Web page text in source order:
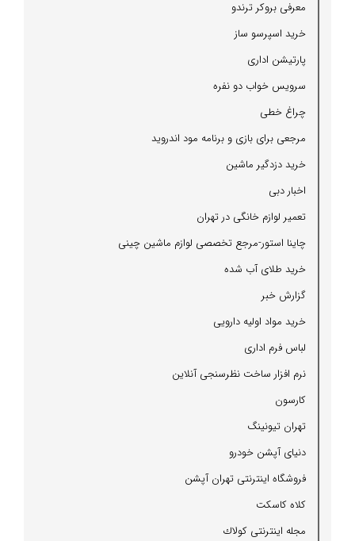
معرفی بروكر ترندو
خرید اسپرسو ساز
پارتیشن اداری
سرویس خواب دو نفره
چراغ خطی
مرجعی برای بازی و برنامه مود اندروید
خرید دزدگیر ماشین
اخبار دبی
تعمیر لوازم خانگی در تهران
چاینا استور-مرجع تخصصی لوازم ماشین چینی
خرید طلای آب شده
گزارش خبر
خرید مواد اولیه دارویی
لباس فرم اداری
نرم افزار ساخت نظرسنجی آنلاین
كارسون
تهران تیونینگ
دنیای آپشن خودرو
فروشگاه اینترنتی تهران آپشن
كلاه كاسكت
مجله اینترنتی كولاك